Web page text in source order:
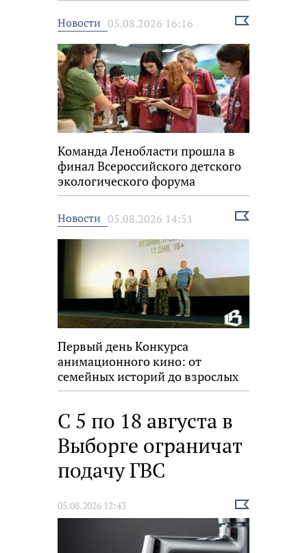
Новости 05.08.2026 16:16
Выбрать
Команда Ленобласти прошла в
финал Всероссийского детского
экологического форума
Новости 05.08.2026 14:51
Выбрать
Первый день Конкурса
анимационного кино: от
семейных историй до взрослых
размышлений
С 5 по 18 августа в
Выборге ограничат
подачу ГВС
05.08.2026 12:43
Выбрать
новость